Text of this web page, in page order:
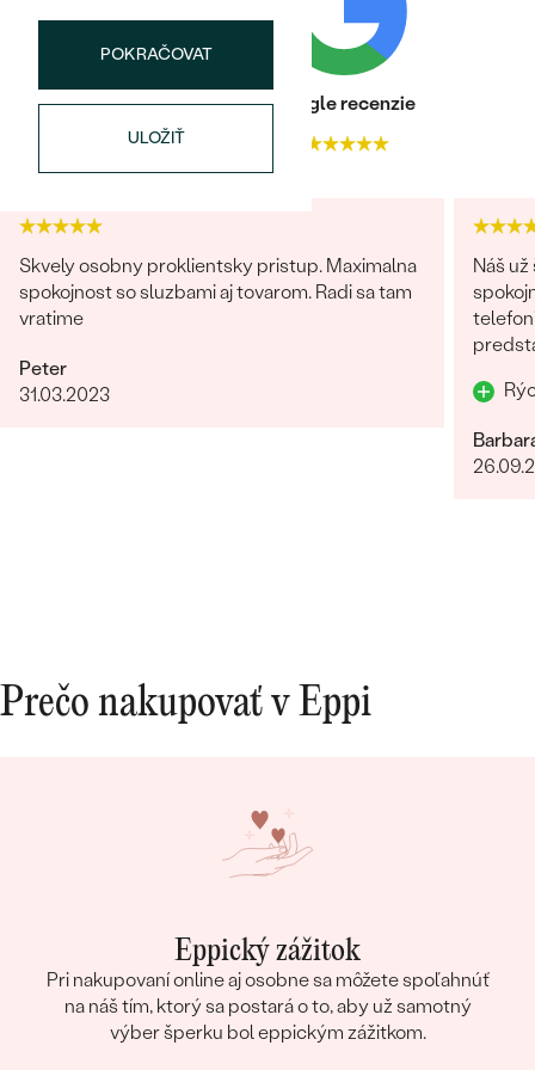
OBJAVIŤ
TVAR:
Round
FARBA:
G-H
POKRAČOVAT
ULOŽIŤ
Heuréka recenzie
4.9
Google recenzie
Skvely osobny proklientsky pristup. Maximalna
spokojnost so sluzbami aj tovarom. Radi sa tam
vratime
Peter
31.03.2023
Náš
Prečo nakupovať v Eppi
Eppický zážitok
Pri nakupovaní online aj osobne sa môžete spoľahnúť
na náš tím, ktorý sa postará o to, aby už samotný
výber šperku bol eppickým zážitkom.